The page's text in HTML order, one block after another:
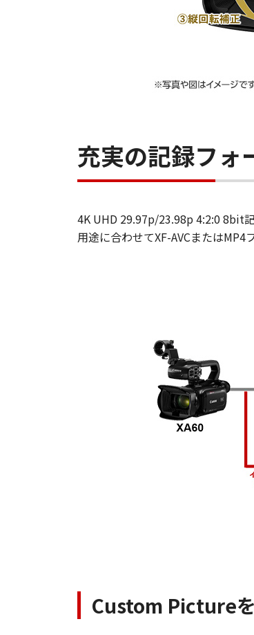
充実の記録フォ
4K UHD 29.97p/23.98p 4:2:0 8bit記
用途に合わせてXF-AVCまたは
Custom Picture